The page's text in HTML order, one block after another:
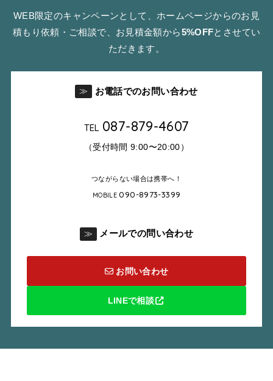
WEB限定のキャンペーンとして、ホームページからのお見
積もり依頼・ご相談で、お見積金額から5%OFFとさせてい
ただきます。
≫ お電話でのお問い合わせ
TEL 087-879-4607
（受付時間 9:00〜20:00）
つながらない場合は携帯へ！
MOBILE090-8973-3399
≫ メールでの問い合わせ
お問い合わせ
LINEで相談